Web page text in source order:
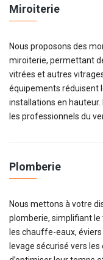
Miroiterie
Nous proposons des
miroiterie, permettant
vitrées et autres
équipements réduisent
installations en
les professionnels du
Plomberie
Nous mettons à votre
plomberie, simplifiant le
les chauffe-eaux,
levage sécurisé vers